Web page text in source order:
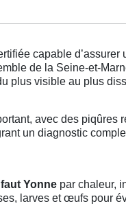
capable d’assurer
de la Seine-et-
plus visible au plus
avec des piqûres
un diagnostic
Yonne par chaleur,
larves et œufs pour